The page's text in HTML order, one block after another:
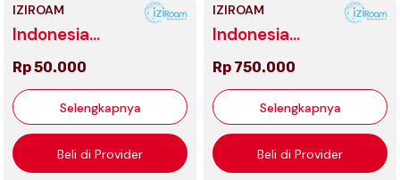
IZIROAM
Indonesia
#500MB
Rp 50.000
Selengkapnya
Beli di Provider
IZIROAM
Indonesia
200GB
Unlimited
Rp 750.000
Selengkapnya
Beli di Provider